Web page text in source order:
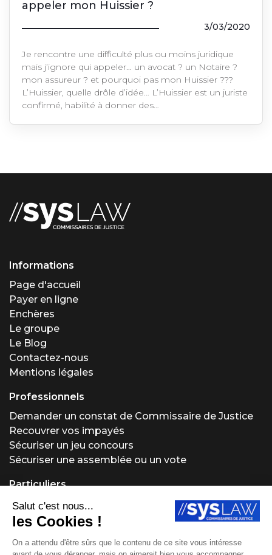
appeler mon Huissier ?
3/03/2020
Je rencontre une difficulté plus ou moins juridique
mais j’ignore qui appeler… un avocat ? un Notaire ?
mon assureur ? et pourquoi pas mon Huissier ???
L’Huissier, quelle drôle d’idée… L’Huissier est un juriste
confirmé, habilité à donner des…
Informations
Page d'accueil
Payer en ligne
Enchères
Le groupe
Le Blog
Contactez-nous
Mentions légales
Professionnels
Demander un constat de Commissaire de Justice
Recouvrer vos impayés
Sécuriser un jeu concours
Sécuriser une assemblée ou un vote
Particuliers
Demander un constat de Commissaire de Justice
Régler un problème locatif
Obtenir un conseil juridique